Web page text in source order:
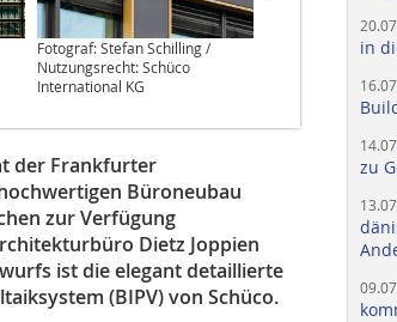
Fotograf: Stefan Schilling /
Nutzungsrecht: Schüco
International KG
Fotograf: Stefan
International KG
der Frankfurter
Büroneubau
zur Verfügung
Dietz Joppien
ist die elegant detaillierte
(BIPV) von Schüco.
in
zu